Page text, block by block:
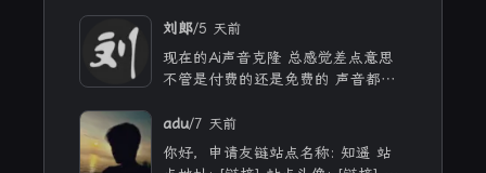
现在有好多地方可以薅免费额度的A
PI 还有DeepSeek的低价API 太爽啦
刘郎/5 天前
现在的Ai声音克隆 总感觉差点意思
不管是付费的还是免费的 声音都不
着也舒服些 但就是贵
adu/7 天前
你好，申请友链站点名称: 知遥 站